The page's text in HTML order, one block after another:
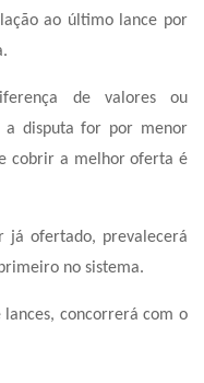
ao último lance por
de valores ou
a disputa for por menor
cobrir a melhor oferta é
já ofertado, prevalecerá
no sistema.
lances, concorrerá com o